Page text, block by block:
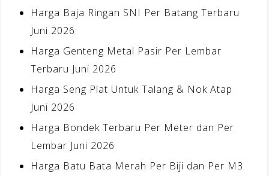
Harga Baja Ringan SNI Per Batang Terbaru
Juni 2026
Harga Genteng Metal Pasir Per Lembar
Terbaru Juni 2026
Harga Seng Plat Untuk Talang & Nok Atap
Juni 2026
Harga Bondek Terbaru Per Meter dan Per
Lembar Juni 2026
Harga Batu Bata Merah Per Biji dan Per M3